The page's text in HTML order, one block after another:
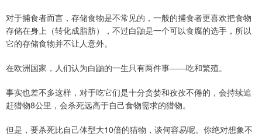
对于捕食者而言，存储食物是不常见的，一般的捕食者更喜欢把食物
存储在身上（转化成脂肪），不过白鼬是一个可以食腐的选手，所以
它的存储食物并不让人意外。
在欧洲国家，人们认为白鼬的一生只有两件事——吃和繁殖。
事实也差不多这样，对于吃它们是十分贪婪和孜孜不倦的，会持续追
赶猎物8公里，会杀死远高于自己食物需求的猎物。
但是，要杀死比自己体型大10倍的猎物，谈何容易呢。你绝对想象不